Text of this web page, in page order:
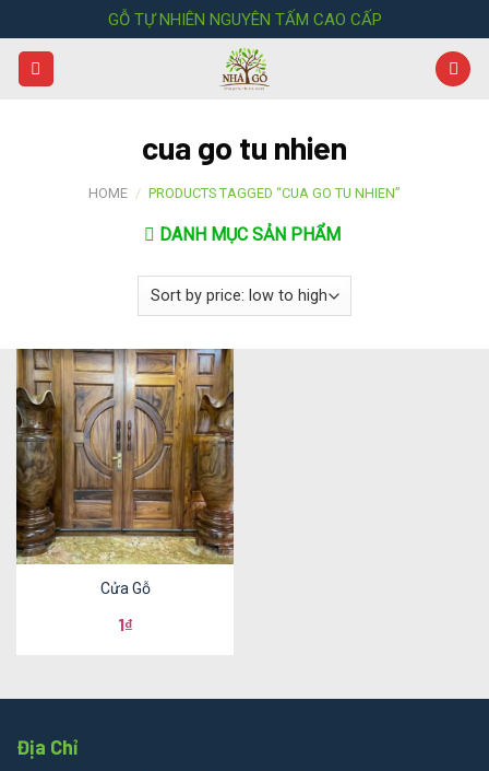
to
content
GỖ TỰ NHIÊN NGUYÊN TẤM CAO CẤP
cua go tu nhien
HOME / PRODUCTS TAGGED “CUA GO TU NHIEN”
DANH MỤC SẢN PHẨM
Cửa Gỗ
1₫
Địa Chỉ